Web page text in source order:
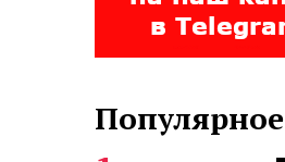
Популярное